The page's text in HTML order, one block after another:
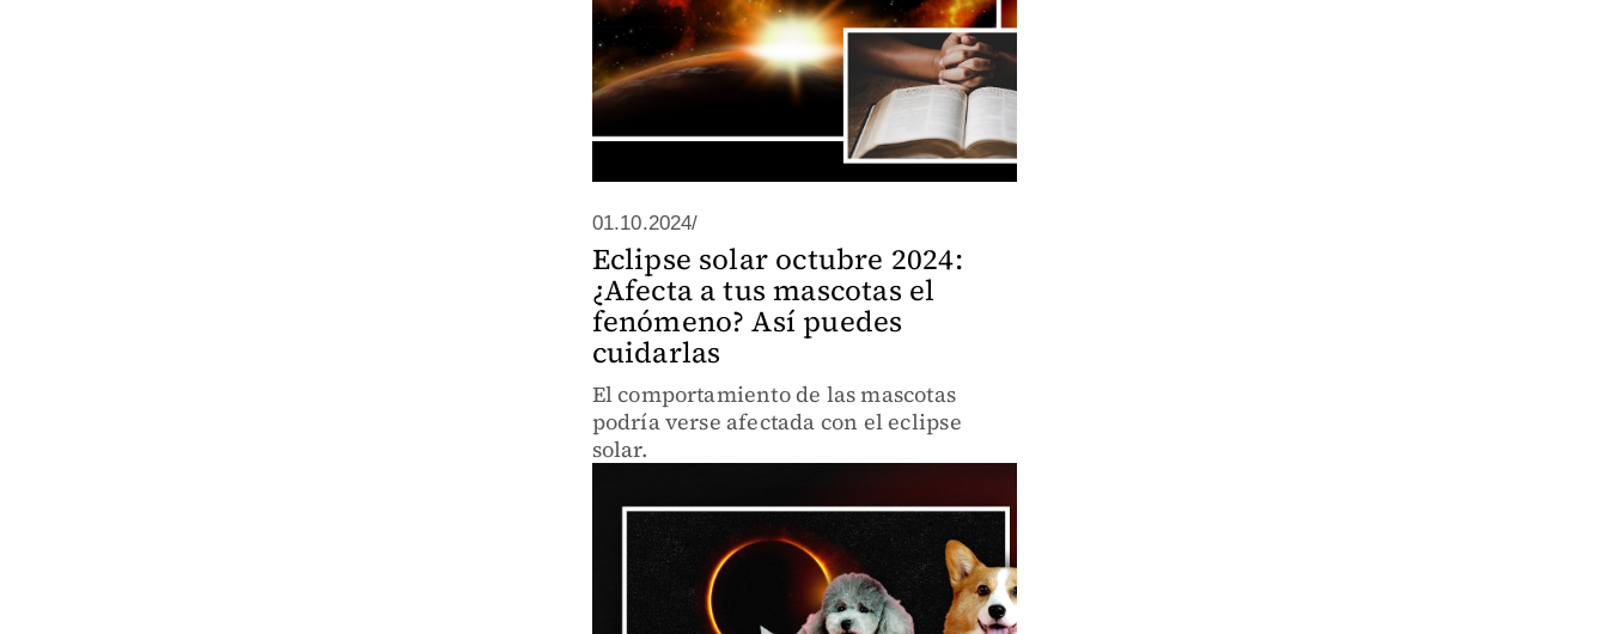
01.10.2024/
Eclipse solar octubre 2024:
¿Afecta a tus mascotas el
fenómeno? Así puedes
cuidarlas
El comportamiento de las mascotas
podría verse afectada con el eclipse
solar.